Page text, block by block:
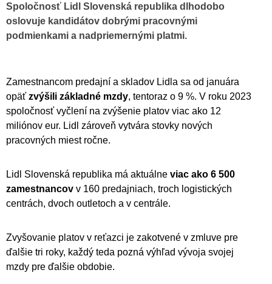
Spoločnosť Lidl Slovenská republika dlhodobo
oslovuje kandidátov dobrými pracovnými
podmienkami a nadpriemernými platmi.
Zamestnancom predajní a skladov Lidla sa od januára
opäť zvýšili základné mzdy, tentoraz o 9 %. V roku 2023
spoločnosť vyčlení na zvýšenie platov viac ako 12
miliónov eur. Lidl zároveň vytvára stovky nových
pracovných miest ročne.
Lidl Slovenská republika má aktuálne viac ako 6 500
zamestnancov v 160 predajniach, troch logistických
centrách, dvoch outletoch a v centrále.
Zvyšovanie platov v reťazci je zakotvené v zmluve pre
ďalšie tri roky, každý teda pozná výhľad vývoja svojej
mzdy pre ďalšie obdobie.